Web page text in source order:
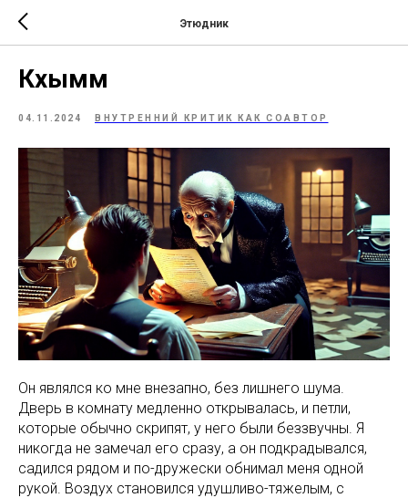
Этюдник
Кхымм
04.11.2024 ВНУТРЕННИЙ КРИТИК КАК СОАВТОР
Он являлся ко мне внезапно, без лишнего шума.
Дверь в комнату медленно открывалась, и петли,
которые обычно скрипят, у него были беззвучны. Я
никогда не замечал его сразу, а он подкрадывался,
садился рядом и по-дружески обнимал меня одной
рукой. Воздух становился удушливо-тяжелым, с